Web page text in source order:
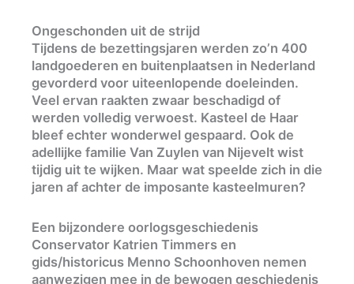
Ongeschonden uit de strijd
Tijdens de bezettingsjaren werden zo’n 400
landgoederen en buitenplaatsen in Nederland
gevorderd voor uiteenlopende doeleinden.
Veel ervan raakten zwaar beschadigd of
werden volledig verwoest. Kasteel de Haar
bleef echter wonderwel gespaard. Ook de
adellijke familie Van Zuylen van Nijevelt wist
tijdig uit te wijken. Maar wat speelde zich in die
jaren af achter de imposante kasteelmuren?
Een bijzondere oorlogsgeschiedenis
Conservator Katrien Timmers en
gids/historicus Menno Schoonhoven nemen
aanwezigen mee in de bewogen geschiedenis